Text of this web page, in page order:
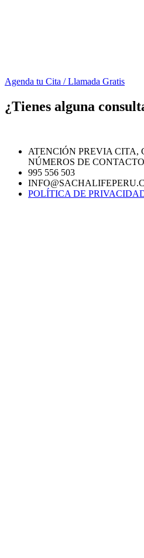
Agenda tu Cita / Llamada Gratis
¿Tienes alguna
ATENCIÓN PREVIA CITA,
NÚMEROS DE
995 556 503
POLÍTICA DE